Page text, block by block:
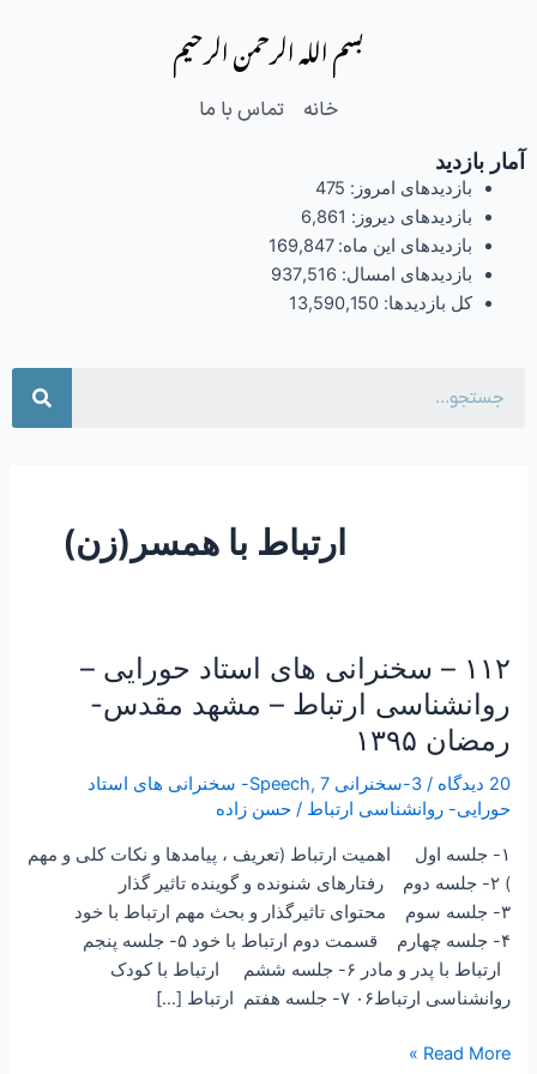
بسم الله الرحمن الرحیم
خانه تماس با ما
آمار بازدید
بازدیدهای امروز: 475
بازدیدهای دیروز: 6,861
بازدیدهای این ماه:169,847
بازدیدهای امسال: 937,516
کل بازدیدها: 13,590,150
ارتباط با همسر(زن)
۱۱۲ – سخنرانی های استاد حورایی –
روانشناسی ارتباط – مشهد مقدس-
رمضان ۱۳۹۵
20 دیدگاه /3-سخنرانی Speech ,
7- سخنرانی های استاد
حورایی- روانشناسی ارتباط /حسن زاده
۱- جلسه اول اهمیت ارتباط (تعریف ، پیامدها و نکات کلی و مهم
) ۲- جلسه دوم رفتارهای شنونده و گوینده تاثیر گذار
۳- جلسه سوم محتوای تاثیرگذار و بحث مهم ارتباط با خود
۴- جلسه چهارم قسمت دوم ارتباط با خود ۵- جلسه پنجم
ارتباط با پدر و مادر ۶- جلسه ششم ارتباط با کودک
روانشناسی ارتباط۰۶ ۷- جلسه هفتم ارتباط […]
۱۱۲
سخنرانی
های
استاد
حورایی
روانشناسی
ارتباط
–
مشهد
مقدس-
رمضان
Read More »